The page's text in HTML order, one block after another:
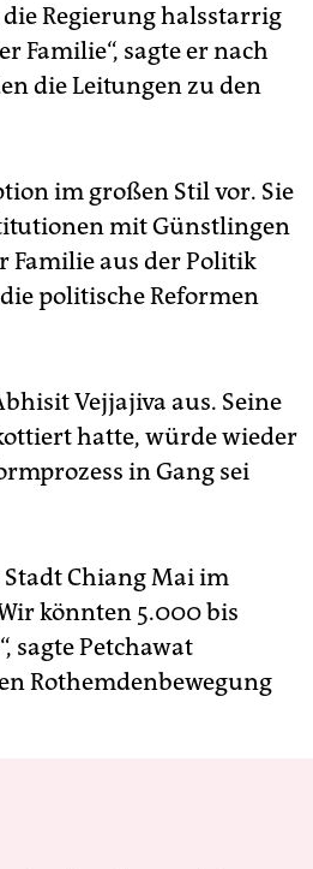
Regierung halsstarrig
sagte er nach
die Leitungen zu den
im großen Stil vor. Sie
mit Günstlingen
Familie aus der Politik
politische Reformen
Vejjajiva aus. Seine
hatte, würde wieder
in Gang sei
Chiang Mai im
könnten 5.000 bis
sagte Petchawat
Rothemdenbewegung